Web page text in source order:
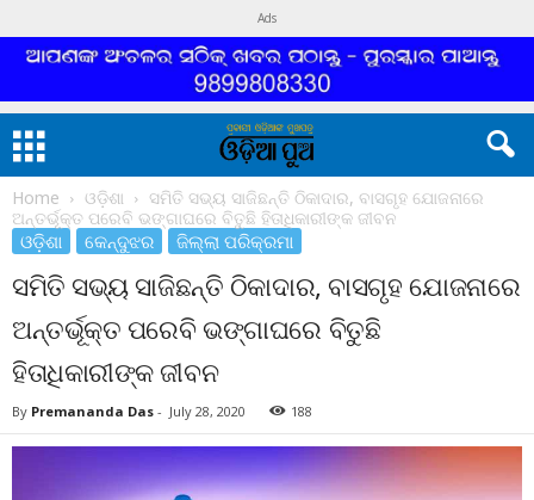
Ads
Home ଓଡ଼ିଶା
ସମିତି ସଭ୍ୟ ସାଜିଛନ୍ତି ଠିକାଦାର, ବାସଗୃହ ଯୋଜନାରେ
ଅନ୍ତର୍ଭୂକ୍ତ ପରେବି ଭଙ୍ଗାଘରେ ବିତୁଛି ହିତାଧିକାରୀଙ୍କ ଜୀବନ
ଓଡ଼ିଶା କେନ୍ଦୁଝର ଜିଲ୍ଲା ପରିକ୍ରମା
ସମିତି ସଭ୍ୟ ସାଜିଛନ୍ତି ଠିକାଦାର, ବାସଗୃହ ଯୋଜନାରେ
ଅନ୍ତର୍ଭୂକ୍ତ ପରେବି ଭଙ୍ଗାଘରେ ବିତୁଛି
ହିତାଧିକାରୀଙ୍କ ଜୀବନ
By Premananda Das - July 28, 2020 188